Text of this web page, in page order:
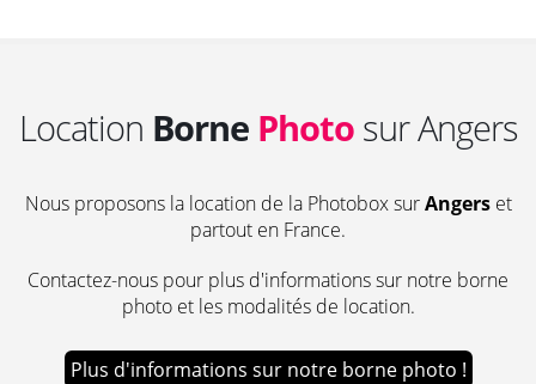
Location Borne Photosur Angers
Nous proposons la location de la Photobox surAngerset
partout en France.
Contactez-nous pour plus d'informations sur notre borne
photo et les modalités de location.
Plus d'informations sur notre borne photo !